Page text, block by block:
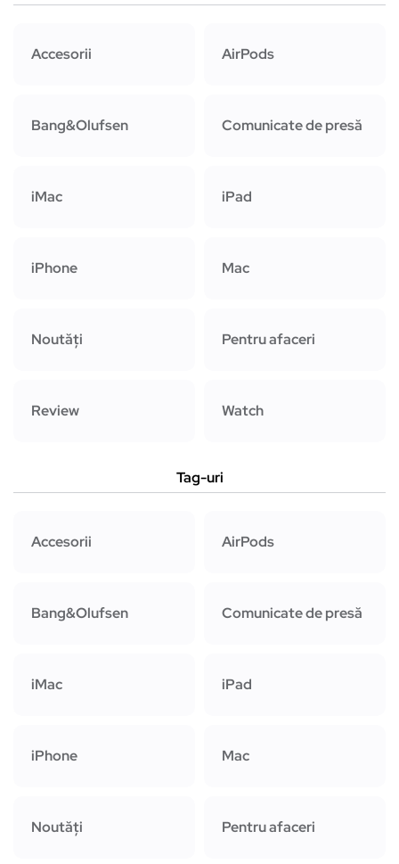
Accesorii AirPods
Bang&Olufsen Comunicate de presă
iMac iPad
iPhone Mac
Noutăți Pentru afaceri
Review Watch
Tag-uri
Accesorii AirPods
Bang&Olufsen Comunicate de presă
iMac iPad
iPhone Mac
Noutăți Pentru afaceri